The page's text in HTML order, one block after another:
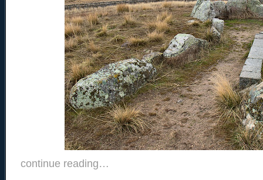
continue reading…